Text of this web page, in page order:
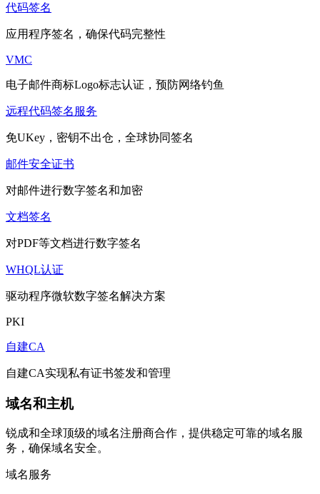
代码签名
应用程序签名，确保代码完整性
VMC
电子邮件商标Logo标志认证，预防网络钓鱼
远程代码签名服务
免UKey，密钥不出仓，全球协同签名
邮件安全证书
对邮件进行数字签名和加密
文档签名
对PDF等文档进行数字签名
WHQL认证
驱动程序微软数字签名解决方案
PKI
自建CA
自建CA实现私有证书签发和管理
域名和主机
锐成和全球顶级的域名注册商合作，提供稳定可靠的域名服
务，确保域名安全。
域名服务